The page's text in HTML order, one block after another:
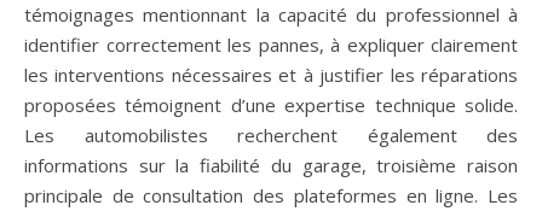
témoignages mentionnant la capacité du professionnel à
identifier correctement les pannes, à expliquer clairement
les interventions nécessaires et à justifier les réparations
proposées témoignent d’une expertise technique solide.
Les automobilistes recherchent également des
informations sur la fiabilité du garage, troisième raison
principale de consultation des plateformes en ligne. Les